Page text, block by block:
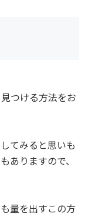
つける方法をお
てみると思いも
ありますので、
量を出すこの方